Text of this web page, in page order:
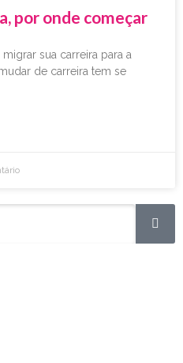
por onde começar
sua carreira para a
de carreira tem se